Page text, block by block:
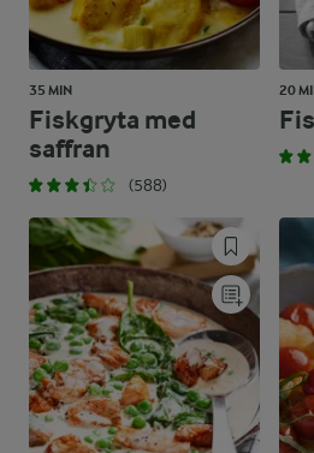
35 MIN
Fiskgryta med
saffran
(588)
20